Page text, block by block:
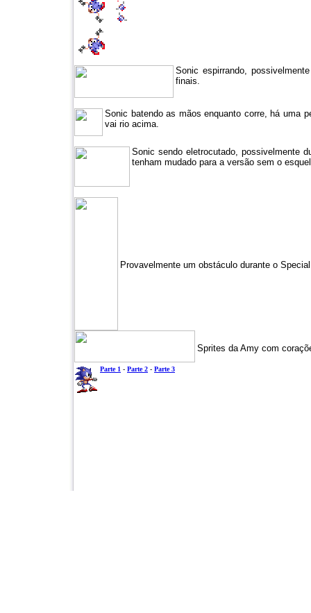
Sonic espirrando,
finais.
Sonic batendo as mãos enquanto corre, há uma
vai rio acima.
Sonic sendo eletrocutado, possivelmente
tenham mudado para a versão sem o
Provavelmente um obstáculo durante o
Sprites da Amy com
Parte 1 - Parte 2 - Parte 3